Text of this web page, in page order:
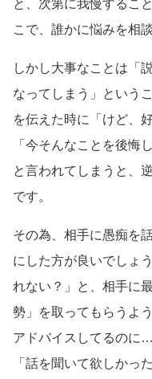
と、次第に我慢するこ
こで、誰かに悩みを相
しかし大事なことは「
なってしまう」という
を伝えた時に「けど、
「今そんなことを後悔
と言われてしまうと、
です。
その為、相手に愚痴を
にした方が良いでしょ
れない？」と、相手に
勢」を取ってもらうよ
アドバイスしてるのに
「話を聞いて欲しか